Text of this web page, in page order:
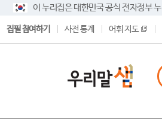
이 누리집은 대한민국 공식 전자정부
집필 참여하기 사전 통계 어휘 지도